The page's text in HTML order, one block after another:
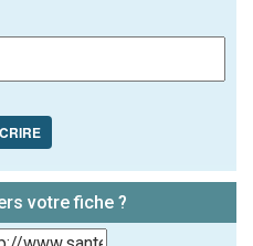
votre fiche ?